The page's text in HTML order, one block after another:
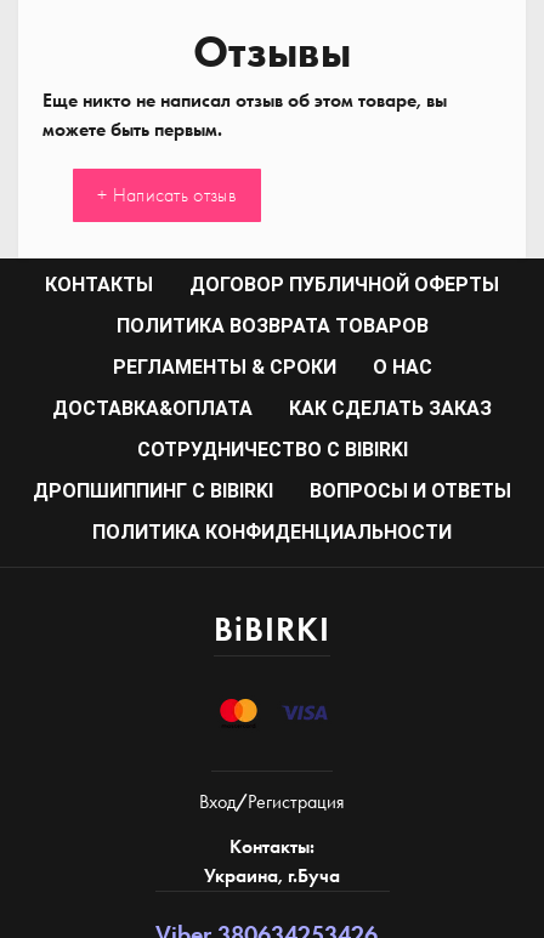
Отзывы
Еще никто не написал отзыв об этом товаре, вы
можете быть первым.
+ Написать отзыв
КОНТАКТЫ
ДОГОВОР ПУБЛИЧНОЙ ОФЕРТЫ
ПОЛИТИКА ВОЗВРАТА ТОВАРОВ
РЕГЛАМЕНТЫ & СРОКИ
О НАС
ДОСТАВКА&ОПЛАТА
КАК СДЕЛАТЬ ЗАКАЗ
CОТРУДНИЧЕСТВО С BIBIRKI
ДРОПШИППИНГ С BIBIRKI
ВОПРОСЫ И ОТВЕТЫ
ПОЛИТИКА КОНФИДЕНЦИАЛЬНОСТИ
BiBIRKI
Вход/Регистрация
Контакты:
Украина, г.Буча